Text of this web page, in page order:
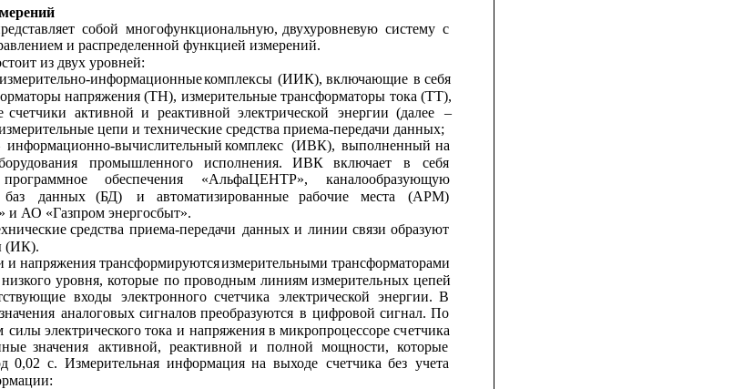
собой многофункциональную, двухуровневую систему с
и распределенной функцией измерений.
из двух уровней:
измерительно-информационные комплексы (ИИК), включающие в себя
напряжения (ТН), измерительные трансформаторы тока (ТТ),
счетчики активной и реактивной электрической энергии (далее
–
цепи и технические средства приема-передачи данных;
информационно-вычислительный комплекс (ИВК), выполненный на
промышленного исполнения. ИВК включает в
себя
программное обеспечения «АльфаЦЕНТР»,
каналообразующую
баз данных (БД) и автоматизированные рабочие места
(АРМ)
и АО «Газпром энергосбыт».
средства приема-передачи данных и линии связи образуют
(ИК).
и напряжения трансформируютсяизмерительными трансформаторами
низкого уровня, которые по проводным линиям измерительных цепей
входы электронного счетчика электрической энергии. В
значения аналоговых сигналов преобразуются в цифровой сигнал. По
силы электрического тока и напряжения в микропроцессоре счетчика
значения активной, реактивной и полной мощности,
которые
0,02 с. Измерительная информация на выходе счетчика без учета